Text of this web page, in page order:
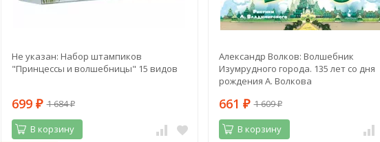
Не указан: Набор штампиков
"Принцессы и волшебницы" 15 видов
699 ₽ 1 684₽
В корзину
Александр Волков: Волшебник
Изумрудного города. 135 лет со дня
рождения А. Волкова
661 ₽ 1 609₽
В корзину